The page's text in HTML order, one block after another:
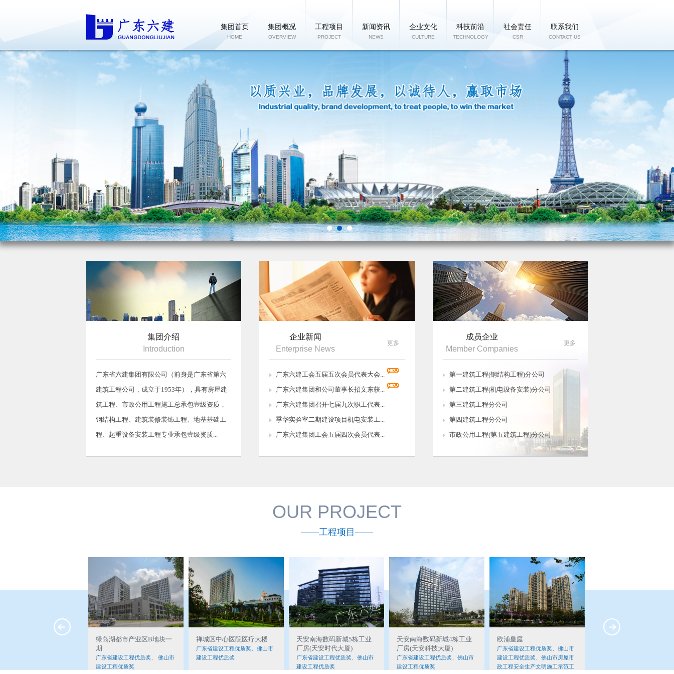
集团首页
HOME
集团概况
OVERVIEW
工程项目
PROJECT
新闻资讯
NEWS
企业文化
CULTURE
科技前沿
TECHNOLOGY
社会责任
CSR
联系我们
CONTACT US
集团介绍
Introduction
广东省六建集团有限公司（前身是广东省第六
建筑工程公司，成立于1953年），具有房屋建
筑工程、市政公用工程施工总承包壹级资质，
钢结构工程、建筑装修装饰工程、地基基础工
程、起重设备安装工程专业承包壹级资质...
企业新闻
Enterprise News
更多
广东六建工会五届五次会员代表大会...
广东六建集团和公司董事长招文东获...
广东六建集团召开七届九次职工代表...
季华实验室二期建设项目机电安装工...
广东六建集团工会五届四次会员代表...
成员企业
Member Companies
更多
第一建筑工程(钢结构工程)分公司
第二建筑工程(机电设备安装)分公司
第三建筑工程分公司
第四建筑工程分公司
市政公用工程(第五建筑工程)分公司
OUR PROJECT
——工程项目——
绿岛湖都市产业区B地块一
期
广东省建设工程优质奖、 佛山市
建设工程优质奖
禅城区中心医院医疗大楼
广东省建设工程优质奖、佛山市
建设工程优质奖
天安南海数码新城5栋工业
厂房(天安时代大厦)
广东省建设工程优质奖、佛山市
建设工程优质奖
天安南海数码新城4栋工业
厂房(天安科技大厦)
广东省建设工程优质奖、佛山市
建设工程优质奖
欧浦皇庭
广东省建设工程优质奖、佛山市
建设工程优质奖、佛山市房屋市
政工程安全生产文明施工示范工